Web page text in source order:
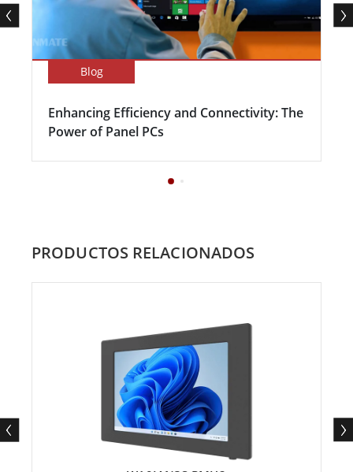
Blog
Enhancing Efficiency and Connectivity: The
Power of Panel PCs
PRODUCTOS RELACIONADOS